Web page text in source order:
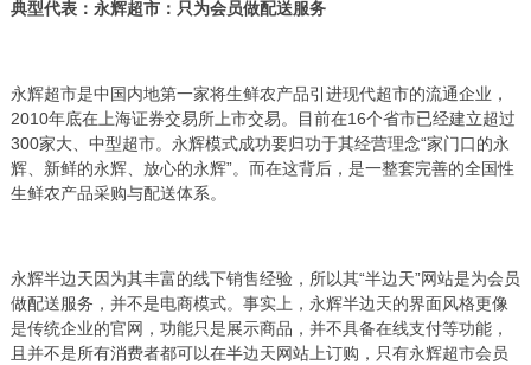
典型代表：永辉超市：只为会员做配送服务
永辉超市是中国内地第一家将生鲜农产品引进现代超市的流通企业，
2010年底在上海证券交易所上市交易。目前在16个省市已经建立超过
300家大、中型超市。永辉模式成功要归功于其经营理念“家门口的永
辉、新鲜的永辉、放心的永辉”。而在这背后，是一整套完善的全国性
生鲜农产品采购与配送体系。
永辉半边天因为其丰富的线下销售经验，所以其“半边天”网站是为会员
做配送服务，并不是电商模式。事实上，永辉半边天的界面风格更像
是传统企业的官网，功能只是展示商品，并不具备在线支付等功能，
且并不是所有消费者都可以在半边天网站上订购，只有永辉超市会员